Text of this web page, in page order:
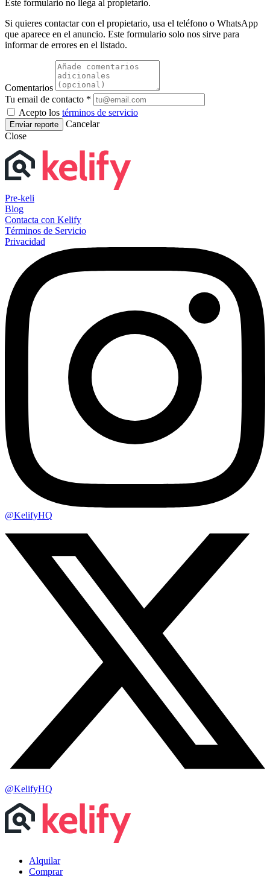
Este formulario no llega al propietario.
Si quieres contactar con el propietario, usa el teléfono o WhatsApp
que aparece en el anuncio. Este formulario solo nos sirve para
informar de errores en el listado.
Comentarios
Tu email de contacto *
Acepto los términos de servicio
Enviar reporte
Cancelar
Close
Pre-keli
Blog
Contacta con Kelify
Términos de Servicio
Privacidad
@KelifyHQ
@KelifyHQ
Alquilar
Comprar